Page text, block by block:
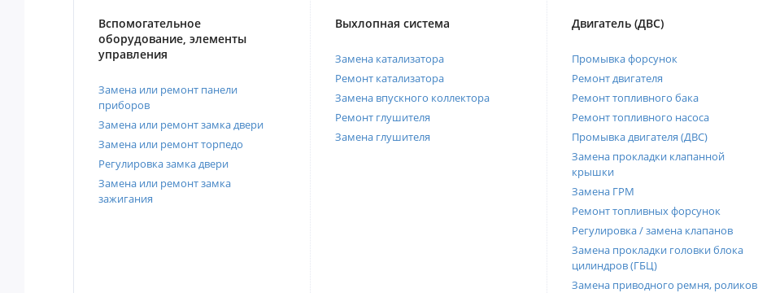
Вспомогательное
оборудование, элементы
управления
Замена или ремонт панели
приборов
Замена или ремонт замка двери
Замена или ремонт торпедо
Регулировка замка двери
Замена или ремонт замка
зажигания
Выхлопная система
Замена катализатора
Ремонт катализатора
Замена впускного коллектора
Ремонт глушителя
Замена глушителя
Двигатель (ДВС)
Промывка форсунок
Ремонт двигателя
Ремонт топливного бака
Ремонт топливного насоса
Промывка двигателя (ДВС)
Замена прокладки клапанной
крышки
Замена ГРМ
Ремонт топливных форсунок
Регулировка / замена клапанов
Замена прокладки головки блока
цилиндров (ГБЦ)
Замена приводного ремня, роликов